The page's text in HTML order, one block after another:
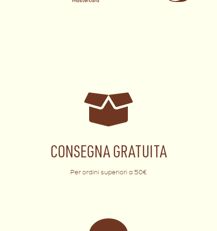
CONSEGNA GRATUITA
Per ordini superiori a 50€